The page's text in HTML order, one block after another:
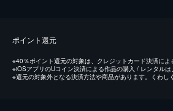
ポイント還元
※40％ポイント還元の対象は、クレジットカード決済によ
※iOSアプリのUコイン決済による作品の購入 / レンタルは
※還元の対象外となる決済方法や商品があります。くわし